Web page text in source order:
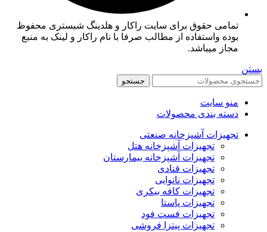
تمامی حقوق برای سایت راکار و هلدینگ شبستری محفوظ
بوده واستفاده از مطالب صرفا با نام راکار و لینک به منبع
مجاز میباشد.
بستن
جستجو
منو سایت
دسته بندی محصولات
تجهیزات آشپزخانه صنعتی
تجهیزات آشپزخانه هتل
تجهیزات آشپزخانه بیمارستان
تجهیزات قنادی
تجهیزات نانوایی
تجهیزات کافه بیکری
تجهیزات پاستا
تجهیزات فست فود
تجهیزات پیتزا فروشی